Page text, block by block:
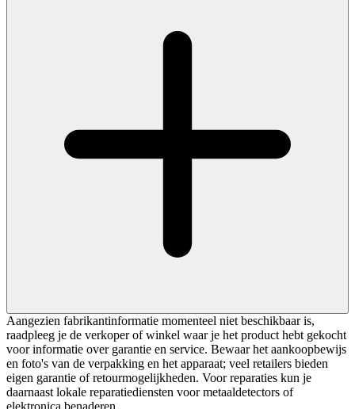
Aangezien fabrikantinformatie momenteel niet beschikbaar is,
raadpleeg je de verkoper of winkel waar je het product hebt gekocht
voor informatie over garantie en service. Bewaar het aankoopbewijs
en foto's van de verpakking en het apparaat; veel retailers bieden
eigen garantie of retourmogelijkheden. Voor reparaties kun je
daarnaast lokale reparatiediensten voor metaaldetectors of